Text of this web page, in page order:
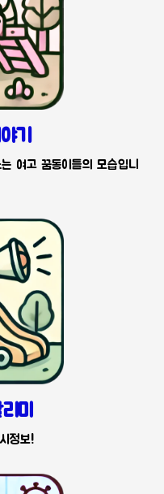
기
여고 꿈동이들의 모습입니
미
정보!